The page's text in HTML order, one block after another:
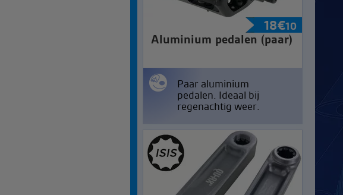
18€10
Aluminium pedalen (paar)
Paar aluminium
pedalen. Ideaal bij
regenachtig weer.